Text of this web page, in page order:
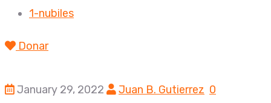
1-nubiles
Donar
January 29, 2022 Juan B. Gutierrez 0